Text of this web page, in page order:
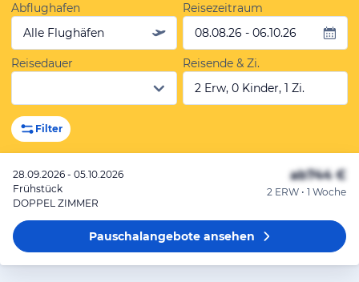
Abflughafen
Alle Flughäfen
Reisezeitraum
08.08.26 - 06.10.26
Reisedauer
Reisende & Zi.
2 Erw, 0 Kinder, 1 Zi.
Filter
28.09.2026 - 05.10.2026
Frühstück
DOPPEL ZIMMER
ab744 €
2 ERW • 1 Woche
Pauschalangeboteansehen